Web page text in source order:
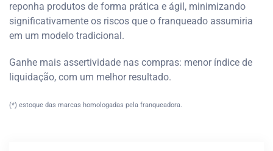
reponha produtos de forma prática e ágil, minimizando
significativamente os riscos que o franqueado assumiria
em um modelo tradicional.
Ganhe mais assertividade nas compras: menor índice de
liquidação, com um melhor resultado.
(*) estoque das marcas homologadas pela franqueadora.